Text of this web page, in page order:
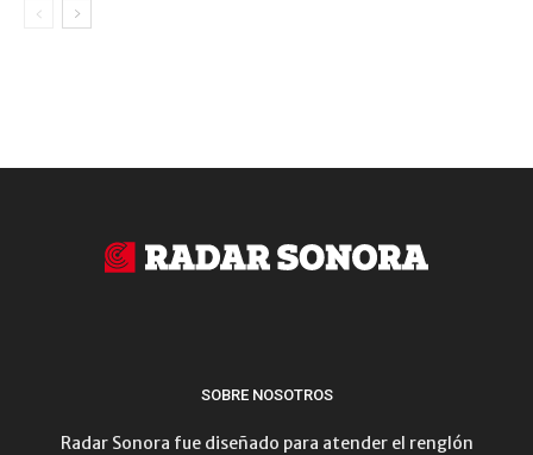
SOBRE NOSOTROS
Radar Sonora fue diseñado para atender el renglón